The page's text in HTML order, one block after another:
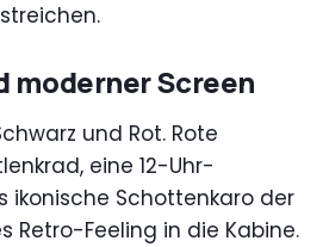
moderner Screen
und Rot. Rote
eine 12-Uhr-
ikonische Schottenkaro der
Retro-Feeling in die Kabine.